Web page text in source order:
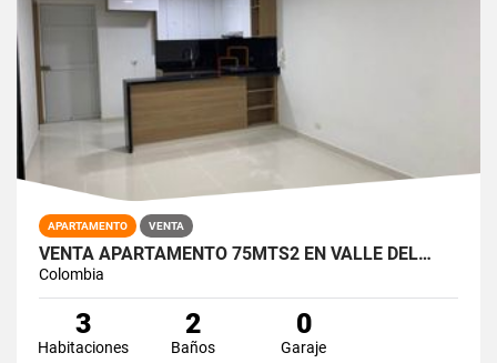
APARTAMENTO VENTA
VENTA APARTAMENTO 75MTS2 EN VALLE DEL…
Colombia
3
Habitaciones
2
Baños
0
Garaje